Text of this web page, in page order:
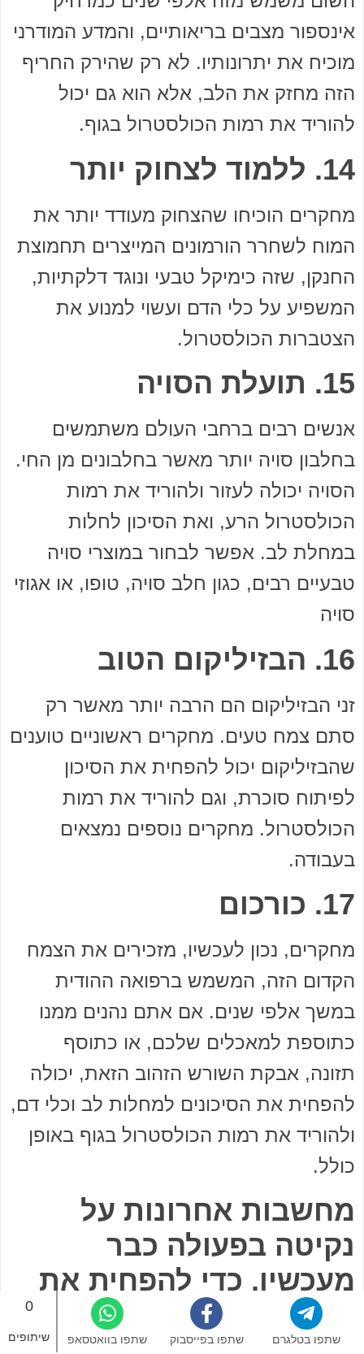
אינספור מצבים בריאותיים, והמדע המודרני
מוכיח את יתרונותיו. לא רק שהירק החריף
הזה מחזק את הלב, אלא הוא גם יכול
להוריד את רמות הכולסטרול בגוף.
14. ללמוד לצחוק יותר
מחקרים הוכיחו שהצחוק מעודד יותר את
המוח לשחרר הורמונים המייצרים תחמוצת
החנקן, שזה כימיקל טבעי ונוגד דלקתיות,
המשפיע על כלי הדם ועשוי למנוע את
הצטברות הכולסטרול.
15. תועלת הסויה
אנשים רבים ברחבי העולם משתמשים
בחלבון סויה יותר מאשר בחלבונים מן החי.
הסויה יכולה לעזור ולהוריד את רמות
הכולסטרול הרע, ואת הסיכון לחלות
במחלת לב. אפשר לבחור במוצרי סויה
טבעיים רבים, כגון חלב סויה, טופו, או אגוזי
סויה
16. הבזיליקום הטוב
זני הבזיליקום הם הרבה יותר מאשר רק
סתם צמח טעים. מחקרים ראשוניים טוענים
שהבזיליקום יכול להפחית את הסיכון
לפיתוח סוכרת, וגם להוריד את רמות
הכולסטרול. מחקרים נוספים נמצאים
בעבודה.
17. כורכום
מחקרים, נכון לעכשיו, מזכירים את הצמח
הקדום הזה, המשמש ברפואה ההודית
במשך אלפי שנים. אם אתם נהנים ממנו
כתוספת למאכלים שלכם, או כתוסף
תזונה, אבקת השורש הזהוב הזאת, יכולה
להפחית את הסיכונים למחלות לב וכלי דם,
ולהוריד את רמות הכולסטרול בגוף באופן
כולל.
מחשבות אחרונות על
נקיטה בפעולה כבר
מעכשיו, כדי להפחית את
רמות הכולסטרול הגבוהות
0
שיתופים שתפו בוואטסאפ שתפו בפייסבוק שתפו בטלגרם